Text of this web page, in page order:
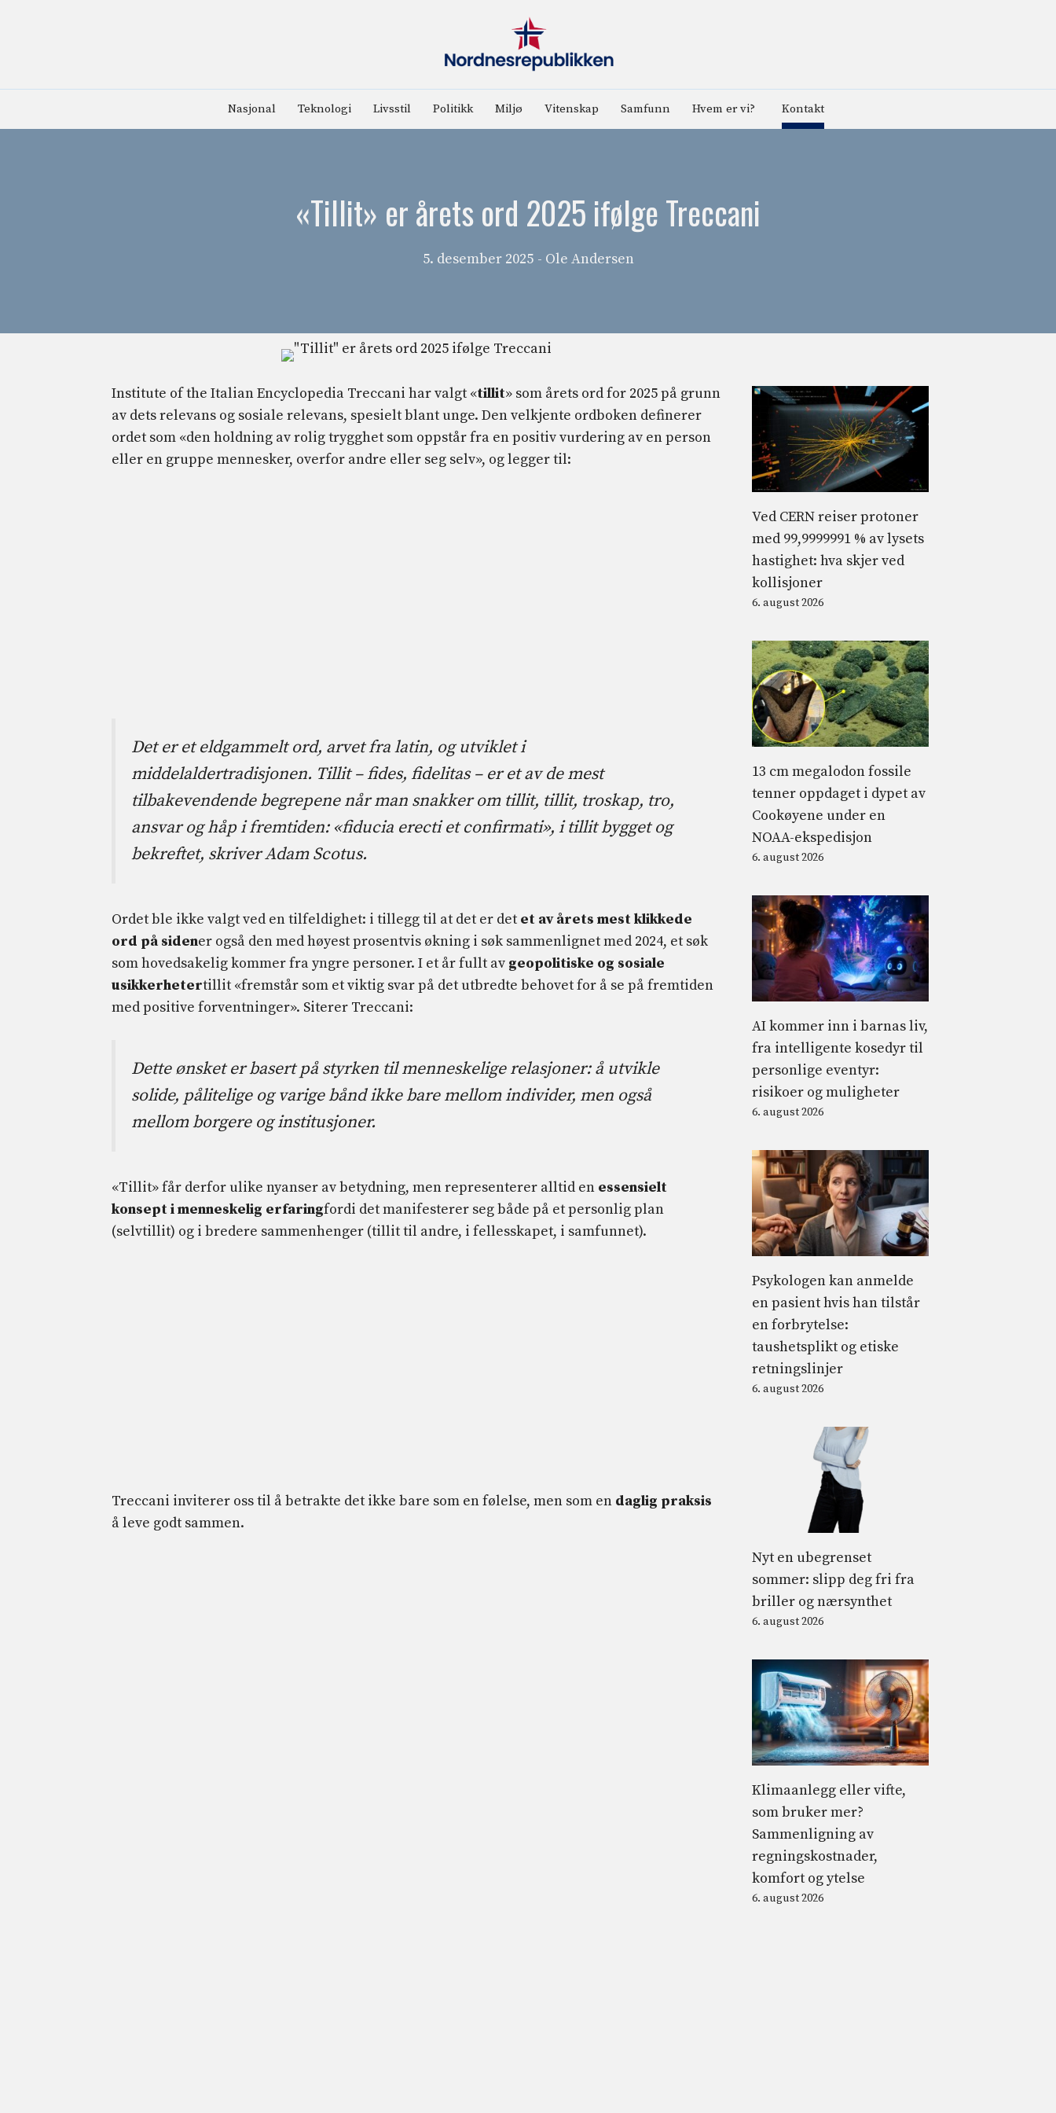
Nasjonal Teknologi Livsstil Politikk Miljø Vitenskap Samfunn Hvem er vi? Kontakt
«Tillit» er årets ord 2025 ifølge Treccani
5. desember 2025 - Ole Andersen
Institute of the Italian Encyclopedia Treccani har valgt «tillit» som årets ord for 2025 på grunn
av dets relevans og sosiale relevans, spesielt blant unge. Den velkjente ordboken definerer
ordet som «den holdning av rolig trygghet som oppstår fra en positiv vurdering av en person
eller en gruppe mennesker, overfor andre eller seg selv», og legger til:
Det er et eldgammelt ord, arvet fra latin, og utviklet i
middelaldertradisjonen. Tillit – fides, fidelitas – er et av de mest
tilbakevendende begrepene når man snakker om tillit, tillit, troskap, tro,
ansvar og håp i fremtiden: «fiducia erecti et confirmati», i tillit bygget og
bekreftet, skriver Adam Scotus.
Ordet ble ikke valgt ved en tilfeldighet: i tillegg til at det er det et av årets mest klikkede
ord på sidener også den med høyest prosentvis økning i søk sammenlignet med 2024, et søk
som hovedsakelig kommer fra yngre personer. I et år fullt av geopolitiske og sosiale
usikkerhetertillit «fremstår som et viktig svar på det utbredte behovet for å se på fremtiden
med positive forventninger». Siterer Treccani:
Dette ønsket er basert på styrken til menneskelige relasjoner: å utvikle
solide, pålitelige og varige bånd ikke bare mellom individer, men også
mellom borgere og institusjoner.
«Tillit» får derfor ulike nyanser av betydning, men representerer alltid en essensielt
konsept i menneskelig erfaringfordi det manifesterer seg både på et personlig plan
(selvtillit) og i bredere sammenhenger (tillit til andre, i fellesskapet, i samfunnet).
Treccani inviterer oss til å betrakte det ikke bare som en følelse, men som en daglig praksis
å leve godt sammen.
Ved CERN reiser protoner
med 99,9999991 % av lysets
hastighet: hva skjer ved
kollisjoner
6. august 2026
13 cm megalodon fossile
tenner oppdaget i dypet av
Cookøyene under en
NOAA-ekspedisjon
6. august 2026
AI kommer inn i barnas liv,
fra intelligente kosedyr til
personlige eventyr:
risikoer og muligheter
6. august 2026
Psykologen kan anmelde
en pasient hvis han tilstår
en forbrytelse:
taushetsplikt og etiske
retningslinjer
6. august 2026
Nyt en ubegrenset
sommer: slipp deg fri fra
briller og nærsynthet
6. august 2026
Klimaanlegg eller vifte,
som bruker mer?
Sammenligning av
regningskostnader,
komfort og ytelse
6. august 2026